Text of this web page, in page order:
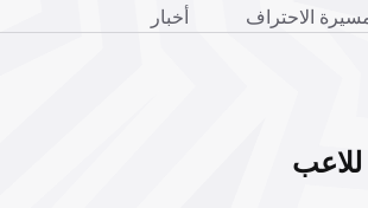
الاحتراف أخبار
للاعب